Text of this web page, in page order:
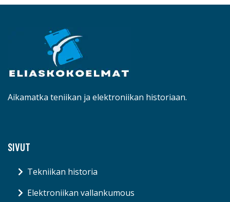
Aikamatka teniikan ja elektroniikan historiaan.
SIVUT
Tekniikan historia
Elektroniikan vallankumous